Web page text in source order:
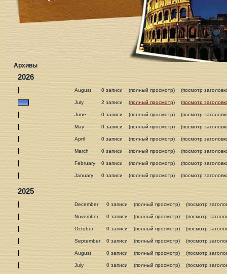
Архивы
2026
August 0 записи (полный просмотр) (посмотр
July 2 записи (полный просмотр) (посмотр
June 0 записи (полный просмотр) (посмотр
May 0 записи (полный просмотр) (посмотр
April 0 записи (полный просмотр) (посмотр
March 0 записи (полный просмотр) (посмотр
February 0 записи (полный просмотр) (посмотр
January 0 записи (полный просмотр) (посмотр
2025
December 0 записи (полный просмотр) (посмотр
November 0 записи (полный просмотр) (посмотр
October 0 записи (полный просмотр) (посмотр
September 0 записи (полный просмотр) (посмотр
August 0 записи (полный просмотр) (посмотр
July 0 записи (полный просмотр) (посмотр